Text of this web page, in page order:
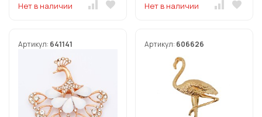
Нет в наличии Нет в наличии
Артикул: 641141 Артикул: 606626